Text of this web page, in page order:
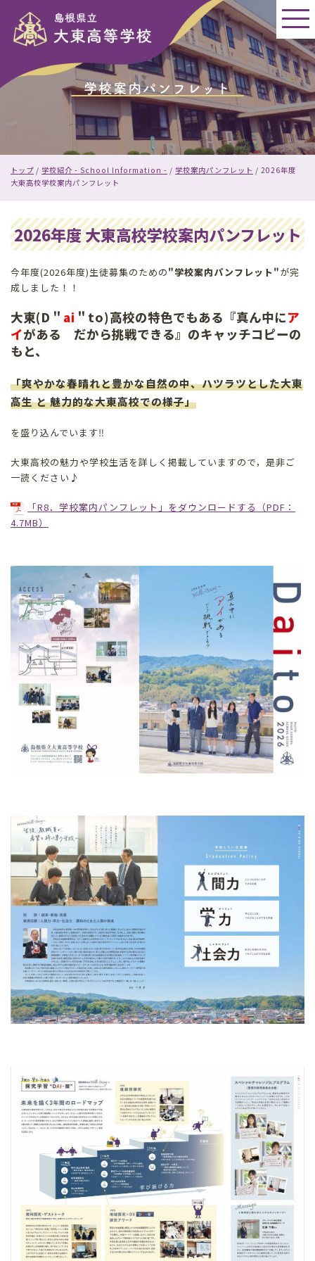
学校案内パンフレット
現
在
置：
トップ / 学校紹介 - School Information - / 学校案内パンフレット / 2026年度
大東高校学校案内パンフレット
2026年度 大東高校学校案内パンフレット
今年度(2026年度)生徒募集のための"学校案内パンフレット"が完
成しました！！
大東(D ＂ ai ＂ to)高校の特色でもある『真ん中にア
イがある だから挑戦できる』のキャッチコピーの
もと、
「爽やかな春晴れと豊かな自然の中、ハツラツとした大東
高生 と 魅力的な大東高校での様子」
を盛り込んでいます‼
大東高校の魅力や学校生活を詳しく掲載していますので，是非ご
一読ください♪
「R8．学校案内パンフレット」をダウンロードする（PDF：
4.7MB）